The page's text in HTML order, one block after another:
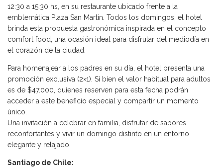
12:30 a 15:30 hs, en su restaurante ubicado frente a la
emblemática Plaza San Martín. Todos los domingos, el hotel
brinda esta propuesta gastronómica inspirada en el concepto
comfort food, una ocasión ideal para disfrutar del mediodía en
el corazón de la ciudad.
Para homenajear a los padres en su día, el hotel presenta una
promoción exclusiva (2×1). Si bien el valor habitual para adultos
es de $47.000, quienes reserven para esta fecha podrán
acceder a este beneficio especial y compartir un momento
único.
Una invitación a celebrar en familia, disfrutar de sabores
reconfortantes y vivir un domingo distinto en un entorno
elegante y relajado.
Santiago de Chile: